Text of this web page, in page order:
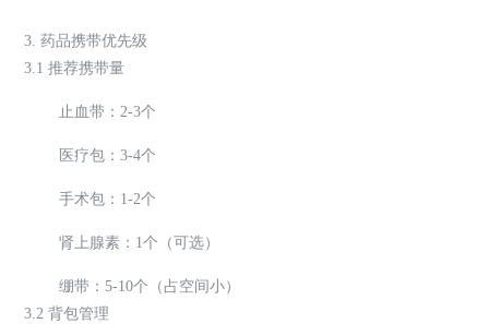
3. 药品携带优先级
3.1 推荐携带量
止血带：2-3个
医疗包：3-4个
手术包：1-2个
肾上腺素：1个（可选）
绷带：5-10个（占空间小）
3.2 背包管理